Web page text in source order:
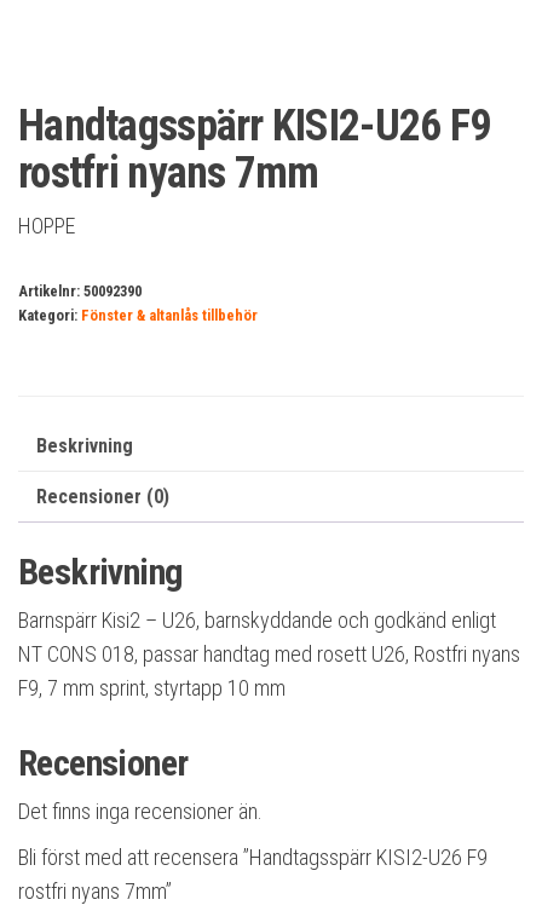
Handtagsspärr KISI2-U26 F9
rostfri nyans 7mm
HOPPE
Artikelnr: 50092390
Kategori: Fönster & altanlås tillbehör
Beskrivning
Recensioner (0)
Beskrivning
Barnspärr Kisi2 – U26, barnskyddande och godkänd enligt
NT CONS 018, passar handtag med rosett U26, Rostfri nyans
F9, 7 mm sprint, styrtapp 10 mm
Recensioner
Det finns inga recensioner än.
Bli först med att recensera ”Handtagsspärr KISI2-U26 F9
rostfri nyans 7mm”